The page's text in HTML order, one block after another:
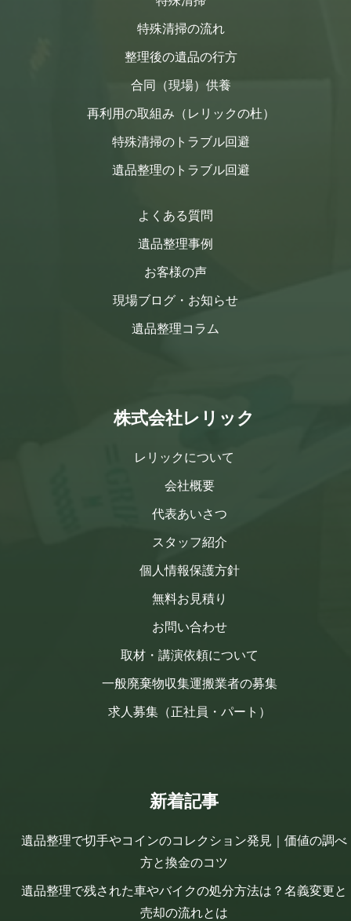
特殊清掃の流れ
整理後の遺品の行方
合同（現場）供養
再利用の取組み（レリックの杜）
特殊清掃のトラブル回避
遺品整理のトラブル回避
よくある質問
遺品整理事例
お客様の声
現場ブログ・お知らせ
遺品整理コラム
株式会社レリック
レリックについて
会社概要
代表あいさつ
スタッフ紹介
個人情報保護方針
無料お見積り
お問い合わせ
取材・講演依頼について
一般廃棄物収集運搬業者の募集
求人募集（正社員・パート）
新着記事
遺品整理で切手やコインのコレクション発見｜価値の調べ
方と換金のコツ
遺品整理で残された車やバイクの処分方法は？名義変更と
売却の流れとは